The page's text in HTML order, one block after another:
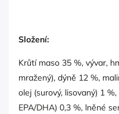
Složení:
Krůtí maso 35 %, vývar,
mražený), dýně 12 %,
olej (surový, lisovaný) 1
EPA/DHA) 0,3 %, lněné